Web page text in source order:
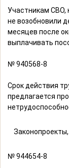
Участникам СВО,
не возобновили
месяцев после
выплачивать
№ 940568-8
Срок действия
предлагается
№ 944654-8